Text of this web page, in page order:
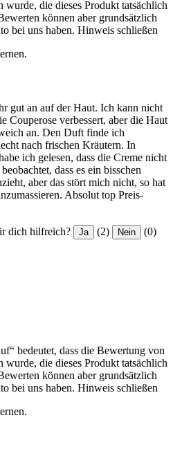
wurde, die dieses Produkt tatsächlich
können aber grundsätzlich
bei uns haben. Hinweis schließen
gut an auf der Haut. Ich kann nicht
Couperose verbessert, aber die Haut
an. Den Duft finde ich
nach frischen Kräutern. In
ich gelesen, dass die Creme nicht
dass es ein bisschen
aber das stört mich nicht, so hat
Absolut top Preis-
dich hilfreich? Ja (2) Nein (0)
bedeutet, dass die Bewertung von
wurde, die dieses Produkt tatsächlich
können aber grundsätzlich
bei uns haben. Hinweis schließen